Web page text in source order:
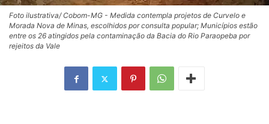
Foto ilustrativa/ Cobom-MG - Medida contempla projetos de Curvelo e
Morada Nova de Minas, escolhidos por consulta popular; Municípios estão
entre os 26 atingidos pela contaminação da Bacia do Rio Paraopeba por
rejeitos da Vale